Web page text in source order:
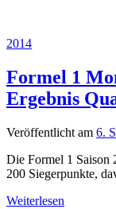
2014
Formel 1
Ergebnis
Veröffentlicht am 6.
Die Formel 1 Saison
200 Siegerpunkte,
Weiterlesen